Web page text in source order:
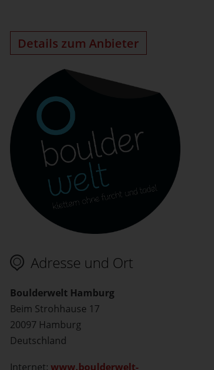
Details zum Anbieter
Adresse und Ort
Boulderwelt Hamburg
Beim Strohhause 17
20097 Hamburg
Deutschland
Internet: www.boulderwelt-